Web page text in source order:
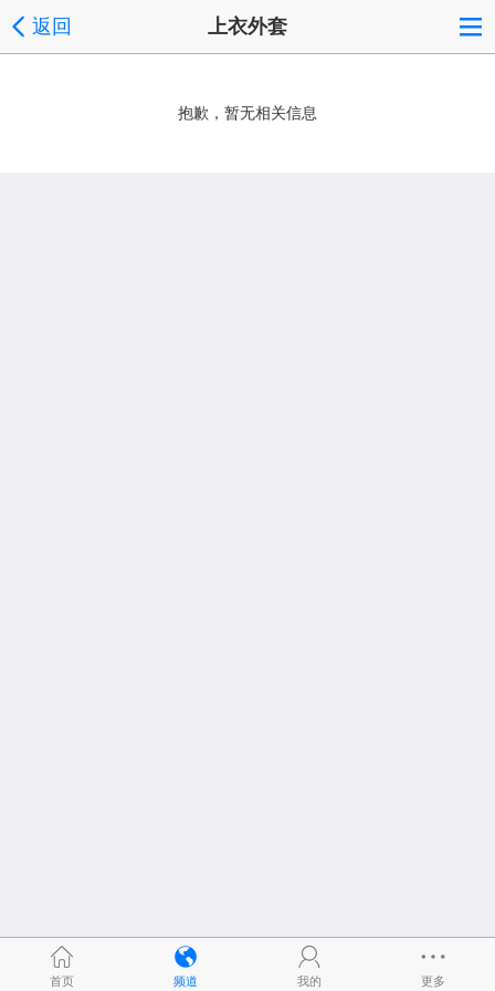
返回 上衣外套
抱歉，暂无相关信息
首页 频道 我的 更多